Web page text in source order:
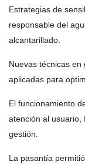
Estrategias de
responsable del
alcantarillado.
Nuevas técnicas
aplicadas para
El funcionamiento
atención al usuario,
gestión.
La pasantía